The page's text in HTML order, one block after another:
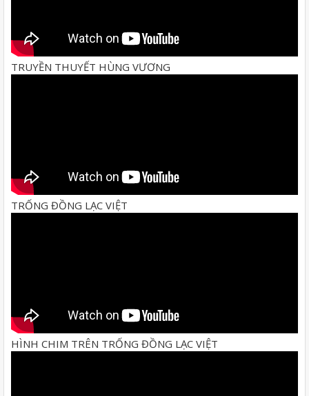
TRUYỀN THUYẾT HÙNG VƯƠNG
TRỐNG ĐỒNG LẠC VIỆT
HÌNH CHIM TRÊN TRỐNG ĐỒNG LẠC VIỆT